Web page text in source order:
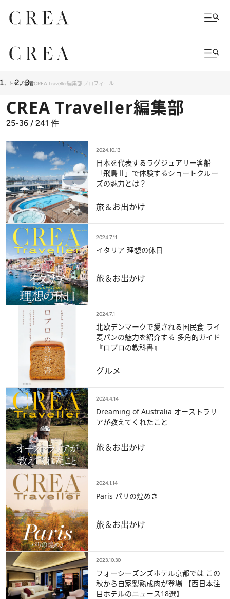
トップ著者CREA Traveller編集部 プロフィール
CREA Traveller編集部
25-36 / 241 件
2024.10.13
日本を代表するラグジュアリー客船
「飛鳥Ⅱ」で体験するショートクルー
ズの魅力とは？
旅＆お出かけ
2024.7.11
イタリア 理想の休日
旅＆お出かけ
2024.7.1
北欧デンマークで愛される国民食 ライ
麦パンの魅力を紹介する 多角的ガイド
『ロブロの教科書』
グルメ
2024.4.14
Dreaming of Australia オーストラリ
アが教えてくれたこと
旅＆お出かけ
2024.1.14
Paris パリの煌めき
旅＆お出かけ
2023.10.30
フォーシーズンズホテル京都では この
秋から自家製熟成肉が登場 【西日本注
目ホテルのニュース18選】